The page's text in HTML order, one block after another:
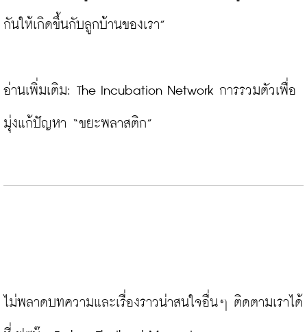
กันให้เกิดขึ้นกับลูกบ้านของเรา”
อ่านเพิ่มเติม: The Incubation Network การรวมตัวเพื่อ
มุ่งแก้ปัญหา “ขยะพลาสติก”
ไม่พลาดบทความและเรื่องราวน่าสนใจอื่นๆ ติดตามเราได้